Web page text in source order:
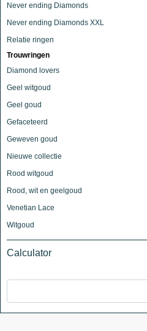
Never ending Diamonds
Never ending Diamonds XXL
Relatie ringen
Trouwringen
Diamond lovers
Geel witgoud
Geel goud
Gefaceteerd
Geweven goud
Nieuwe collectie
Rood witgoud
Rood, wit en geelgoud
Venetian Lace
Witgoud
Calculator